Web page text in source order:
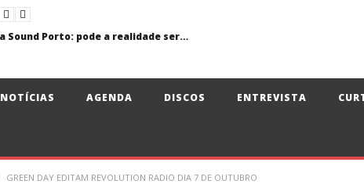
Primavera Sound Porto: pode a realidade ser mais dura do que a ficção?
NOTÍCIAS AGENDA DISCOS ENTREVISTA
GREEN DAY EDITAM REVOLUTION RADIO DIA 7 DE OUTUBRO